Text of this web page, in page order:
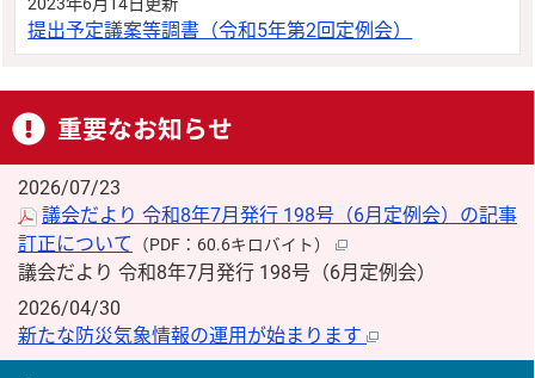
提出予定議案等調書（令和5年第2回定例会）
重要なお知らせ
2026/07/23
議会だより 令和8年7月発行 198号（6月定例会）の記事
訂正について （PDF：60.6キロバイト）
議会だより 令和8年7月発行 198号（6月定例会）
2026/04/30
新たな防災気象情報の運用が始まります